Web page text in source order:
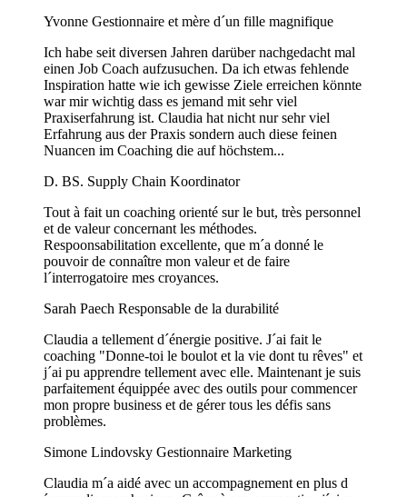
Yvonne Gestionnaire et mère d´un fille magnifique
Ich habe seit diversen Jahren darüber nachgedacht mal
einen Job Coach aufzusuchen. Da ich etwas fehlende
Inspiration hatte wie ich gewisse Ziele erreichen könnte
war mir wichtig dass es jemand mit sehr viel
Praxiserfahrung ist. Claudia hat nicht nur sehr viel
Erfahrung aus der Praxis sondern auch diese feinen
Nuancen im Coaching die auf höchstem...
D. BS. Supply Chain Koordinator
Tout à fait un coaching orienté sur le but, très personnel
et de valeur concernant les méthodes.
Respoonsabilitation excellente, que m´a donné le
pouvoir de connaître mon valeur et de faire
l´interrogatoire mes croyances.
Sarah Paech Responsable de la durabilité
Claudia a tellement d´énergie positive. J´ai fait le
coaching "Donne-toi le boulot et la vie dont tu rêves" et
j´ai pu apprendre tellement avec elle. Maintenant je suis
parfaitement équippée avec des outils pour commencer
mon propre business et de gérer tous les défis sans
problèmes.
Simone Lindovsky Gestionnaire Marketing
Claudia m´a aidé avec un accompagnement en plus d